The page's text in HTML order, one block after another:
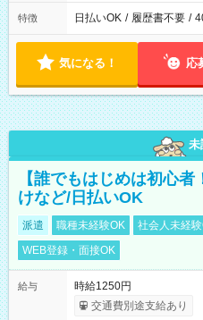
特徴 日払いOK / 履歴書不要 /
気になる！ 応
未
【誰でもはじめは初心
けなど/日払いOK
派遣 職種未経験OK 社会人未経
WEB登録・面接OK
給与
時給1250円
交通費別途支給あり